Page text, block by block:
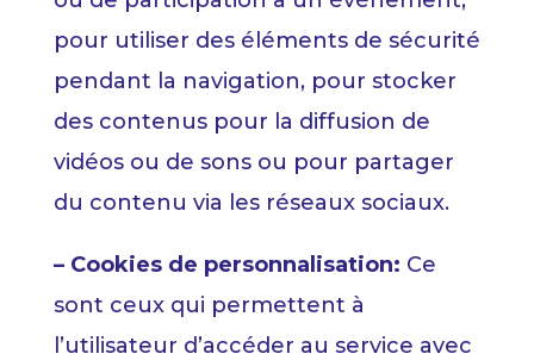
pour utiliser des éléments de sécurité
pendant la navigation, pour stocker
des contenus pour la diffusion de
vidéos ou de sons ou pour partager
du contenu via les réseaux sociaux.
– Cookies de personnalisation: Ce
sont ceux qui permettent à
l’utilisateur d’accéder au service avec